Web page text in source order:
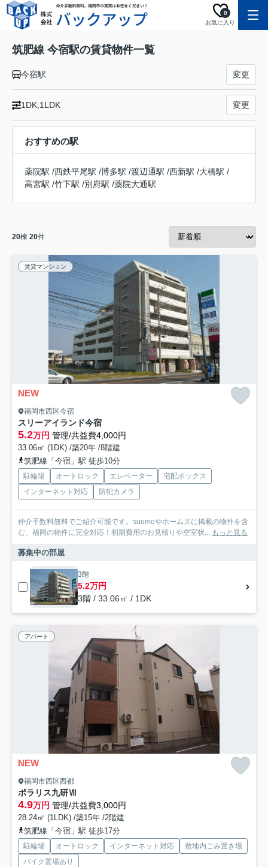
お気に入り
0
筑肥線 今宿駅の賃貸物件一覧
今宿駅 変更
1DK,1LDK 変更
おすすめの駅
薬院駅 /西鉄平尾駅 /博多駅 /渡辺通駅 /西新駅 /大橋駅 /
高宮駅 /竹下駅 /別府駅 /薬院大通駅
20棟 20件
賃貸マンション
NEW
福岡市西区今宿
スリーアイランド今宿
5.2万円 管理/共益費4,000円
33.06㎡ (1DK) /築20年 /8階建
筑肥線「今宿」駅 徒歩10分
駐輪場 オートロック エレベーター
宅配ボックス
インターネット対応
防犯カメラ
仲介手数料無料でご紹介可能です。suumoやホームズに掲載の物件を含
む、福岡の物件に完全対応！初期費用のお見積りや空室状... もっと見る
募集中の部屋
3階
5.2万円
3階 / 33.06㎡ / 1DK
アパート
NEW
福岡市西区西都
ポラリス九研Ⅶ
4.9万円 管理/共益費3,000円
28.24㎡ (1LDK) /築15年 /2階建
筑肥線「今宿」駅 徒歩17分
駐輪場 オートロック インターネット対応
敷地内ごみ置き場
バイク置場あり